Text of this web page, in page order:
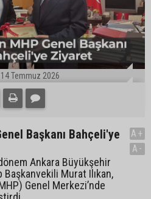
14 Temmuz 2026
Başkanı Bahçeli'ye
Ankara Büyükşehir
Murat Ilıkan,
Genel Merkezi’nde
A+
A-